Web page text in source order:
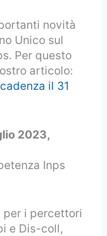
novità
Unico sul
Per questo
articolo:
il 31
2023,
Inps
per i percettori
e Dis-coll,